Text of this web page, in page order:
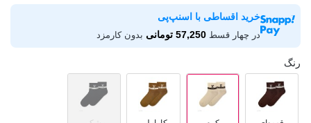
خرید اقساطی با اسنپ‌پی
در چهار قسط 57,250 تومانی بدون کارمزد
رنگ